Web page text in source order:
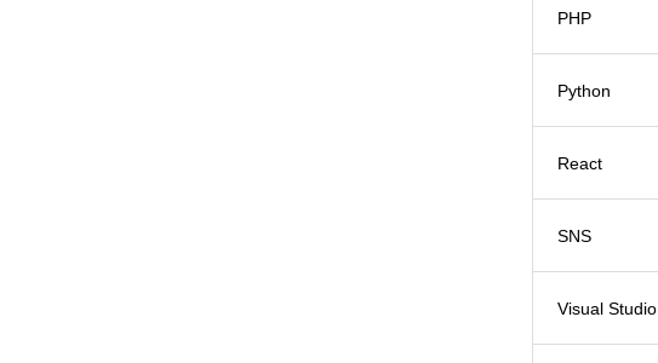
PHP
Python
React
SNS
Visual Studio